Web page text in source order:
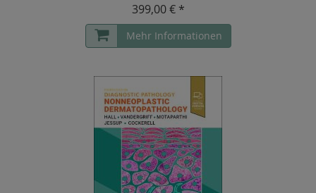
399,00 € *
Mehr Informationen